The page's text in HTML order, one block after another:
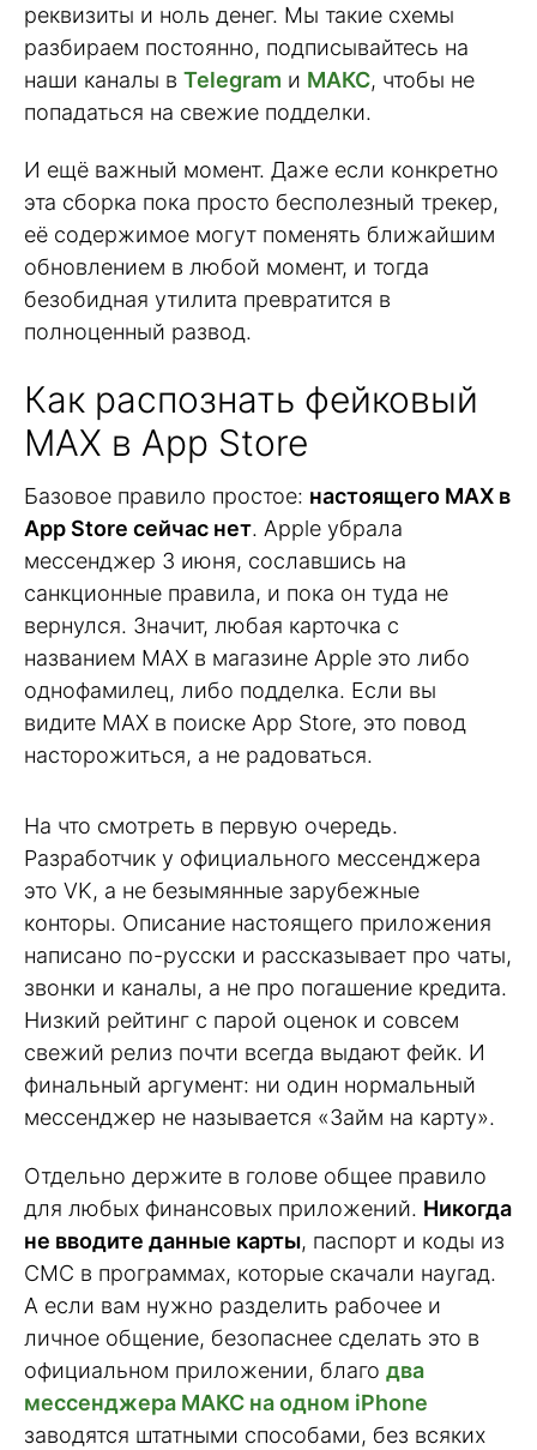
реквизиты и ноль денег. Мы такие схемы
разбираем постоянно, подписывайтесь на
наши каналы в Telegram и МАКС, чтобы не
попадаться на свежие подделки.
И ещё важный момент. Даже если конкретно
эта сборка пока просто бесполезный трекер,
её содержимое могут поменять ближайшим
обновлением в любой момент, и тогда
безобидная утилита превратится в
полноценный развод.
Как распознать фейковый
MAX в App Store
Базовое правило простое: настоящего MAX в
App Store сейчас нет. Apple убрала
мессенджер 3 июня, сославшись на
санкционные правила, и пока он туда не
вернулся. Значит, любая карточка с
названием MAX в магазине Apple это либо
однофамилец, либо подделка. Если вы
видите MAX в поиске App Store, это повод
насторожиться, а не радоваться.
На что смотреть в первую очередь.
Разработчик у официального мессенджера
это VK, а не безымянные зарубежные
конторы. Описание настоящего приложения
написано по-русски и рассказывает про чаты,
звонки и каналы, а не про погашение кредита.
Низкий рейтинг с парой оценок и совсем
свежий релиз почти всегда выдают фейк. И
финальный аргумент: ни один нормальный
мессенджер не называется «Займ на карту».
Отдельно держите в голове общее правило
для любых финансовых приложений. Никогда
не вводите данные карты, паспорт и коды из
СМС в программах, которые скачали наугад.
А если вам нужно разделить рабочее и
личное общение, безопаснее сделать это в
официальном приложении, благо два
мессенджера МАКС на одном iPhone
заводятся штатными способами, без всяких